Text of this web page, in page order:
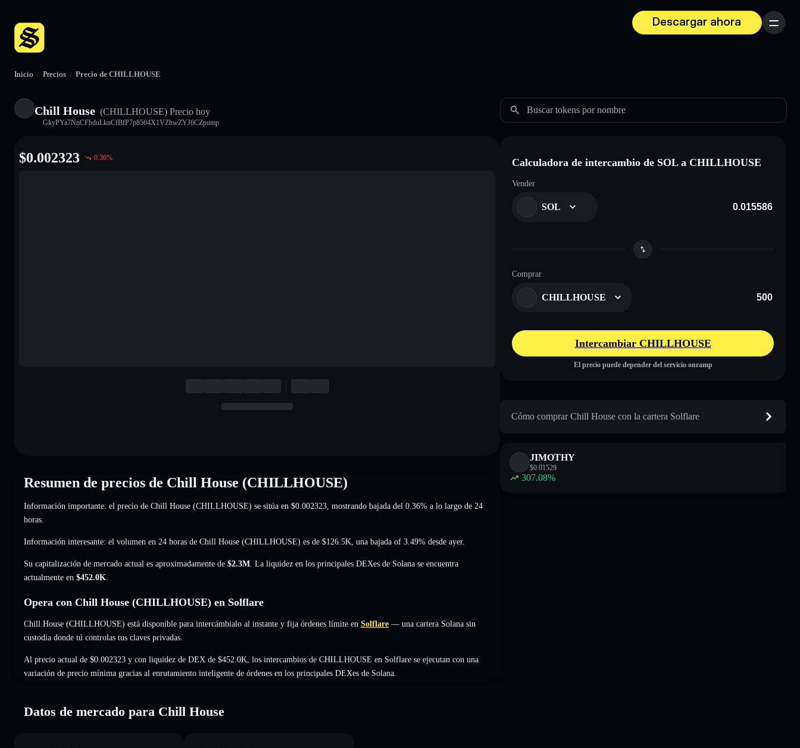
Descargar ahora
Menú
Inicio / Precios / Precio de CHILLHOUSE
Chill House (CHILLHOUSE) Precio hoy
GkyPYa7NnCFbduLknCfBfP7p8564X1VZhwZYJ6CZpump
Buscar tokens por nombre
$0.002323 0.36%
Resumen de precios de Chill House (CHILLHOUSE)
Información importante: el precio de Chill House (CHILLHOUSE) se sitúa en $0.002323 , mostrando bajada del 0.36% a lo largo de 24
horas.
Información interesante: el volumen en 24 horas de Chill House (CHILLHOUSE) es de $126.5K una bajada of 3.49% desde ayer.
Su capitalización de mercado actual es aproximadamente de $2.3M . La liquidez en los principales DEXes de Solana se encuentra
actualmente en $452.0K
Opera con Chill House (CHILLHOUSE) en Solflare
Chill House (CHILLHOUSE) está disponible para intercámbialo al instante y fija órdenes límite en Solflare — una cartera Solana sin
custodia donde tú controlas tus claves privadas.
Al precio actual de $0.002323 y con liquidez de DEX de $452.0K, los intercambios de CHILLHOUSE en Solflare se ejecutan con una
variación de precio mínima gracias al enrutamiento inteligente de órdenes en los principales DEXes de Solana.
Datos de mercado para Chill House
Calculadora de intercambio de SOL a CHILLHOUSE
Vender
SOL
Comprar
CHILLHOUSE
Intercambiar CHILLHOUSE
El precio puede depender del servicio onramp
Cómo comprar Chill House con la cartera Solflare
JIMOTHY
$0.01529
307.08%